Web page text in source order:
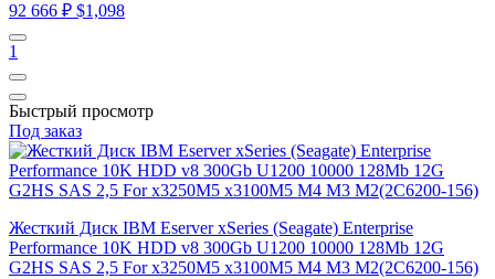
92 666 ₽ $1,098
1
Быстрый просмотр
Под заказ
Жесткий Диск IBM Eserver xSeries (Seagate) Enterprise
Performance 10K HDD v8 300Gb U1200 10000 128Mb 12G
G2HS SAS 2,5 For x3250M5 x3100M5 M4 M3 M2(2C6200-156)